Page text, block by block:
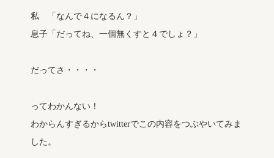
私 「なんで４になるん？」
息子「だってね、一個無くすと４でしょ？」
だってさ・・・・
ってわかんない！
わからんすぎるからtwitterでこの内容をつぶやいてみま
した。